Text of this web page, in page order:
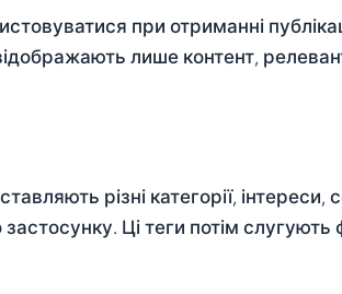
при отриманні
лише контент,
різні категорії, інтереси,
Ці теги потім слугують